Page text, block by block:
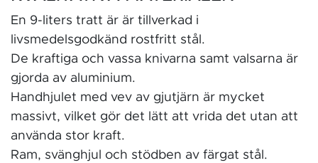
En 9-liters tratt är är tillverkad i
livsmedelsgodkänd rostfritt stål.
De kraftiga och vassa knivarna samt valsarna är
gjorda av aluminium.
Handhjulet med vev av gjutjärn är mycket
massivt, vilket gör det lätt att vrida det utan att
använda stor kraft.
Ram, svänghjul och stödben av färgat stål.